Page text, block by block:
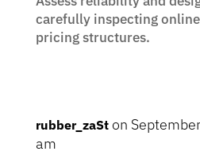
carefully inspecting
pricing structures.
rubber_zaSt on
am